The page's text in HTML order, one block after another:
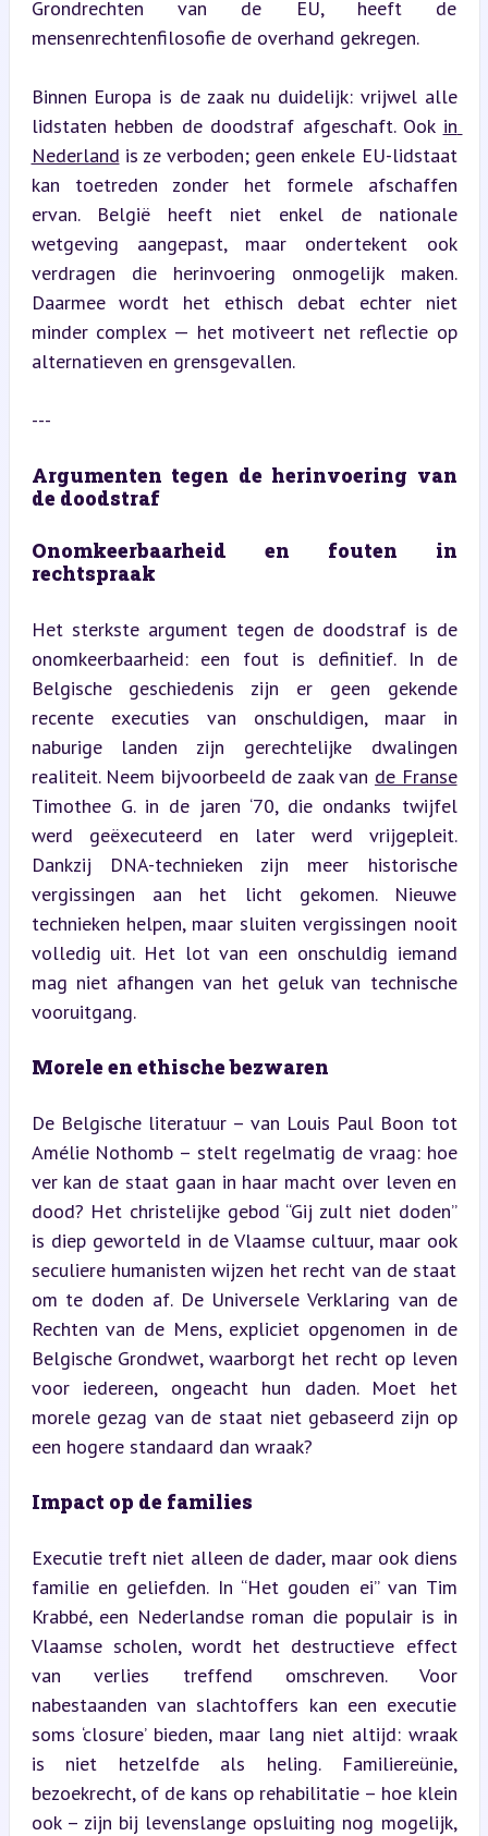
Grondrechten van de EU, heeft de
mensenrechtenfilosofie de overhand gekregen.
Binnen Europa is de zaak nu duidelijk: vrijwel alle
lidstaten hebben de doodstraf afgeschaft. Ook in
Nederland is ze verboden; geen enkele EU-lidstaat
kan toetreden zonder het formele afschaffen
ervan. België heeft niet enkel de nationale
wetgeving aangepast, maar ondertekent ook
verdragen die herinvoering onmogelijk maken.
Daarmee wordt het ethisch debat echter niet
minder complex — het motiveert net reflectie op
alternatieven en grensgevallen.
---
Argumenten tegen de herinvoering van
de doodstraf
Onomkeerbaarheid en fouten in
rechtspraak
Het sterkste argument tegen de doodstraf is de
onomkeerbaarheid: een fout is definitief. In de
Belgische geschiedenis zijn er geen gekende
recente executies van onschuldigen, maar in
naburige landen zijn gerechtelijke dwalingen
realiteit. Neem bijvoorbeeld de zaak van de Franse
Timothee G. in de jaren ‘70, die ondanks twijfel
werd geëxecuteerd en later werd vrijgepleit.
Dankzij DNA-technieken zijn meer historische
vergissingen aan het licht gekomen. Nieuwe
technieken helpen, maar sluiten vergissingen nooit
volledig uit. Het lot van een onschuldig iemand
mag niet afhangen van het geluk van technische
vooruitgang.
Morele en ethische bezwaren
De Belgische literatuur – van Louis Paul Boon tot
Amélie Nothomb – stelt regelmatig de vraag: hoe
ver kan de staat gaan in haar macht over leven en
dood? Het christelijke gebod “Gij zult niet doden”
is diep geworteld in de Vlaamse cultuur, maar ook
seculiere humanisten wijzen het recht van de staat
om te doden af. De Universele Verklaring van de
Rechten van de Mens, expliciet opgenomen in de
Belgische Grondwet, waarborgt het recht op leven
voor iedereen, ongeacht hun daden. Moet het
morele gezag van de staat niet gebaseerd zijn op
een hogere standaard dan wraak?
Impact op de families
Executie treft niet alleen de dader, maar ook diens
familie en geliefden. In “Het gouden ei” van Tim
Krabbé, een Nederlandse roman die populair is in
Vlaamse scholen, wordt het destructieve effect
van verlies treffend omschreven. Voor
nabestaanden van slachtoffers kan een executie
soms ‘closure’ bieden, maar lang niet altijd: wraak
is niet hetzelfde als heling. Familiereünie,
bezoekrecht, of de kans op rehabilitatie – hoe klein
ook – zijn bij levenslange opsluiting nog mogelijk,